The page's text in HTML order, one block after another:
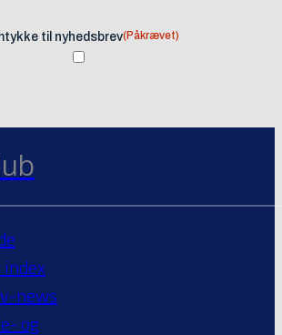
til nyhedsbrev(Påkrævet)
news
og